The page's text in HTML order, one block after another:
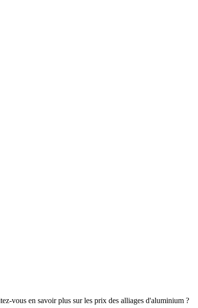
vous en savoir plus sur les prix des alliages d'aluminium ?